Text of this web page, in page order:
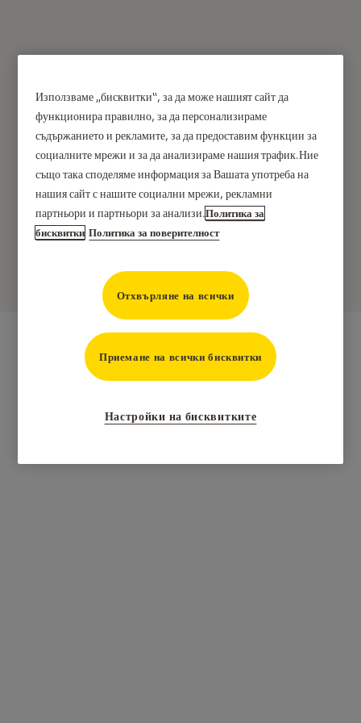
За абонаментите за Yale
Video Recording
Получете сигурност и спокойствие с абонамента Yale
Video Recording Subscription. Yale предлага 3 плана
за абонамент, от които да избирате: Basic, Premium и
Използваме „бисквитки“, за да може нашият сайт да
функционира правилно, за да персонализираме
съдържанието и рекламите, за да предоставим функции за
социалните мрежи и за да анализираме нашия трафик.Ние
също така споделяме информация за Вашата употреба на
нашия сайт с нашите социални мрежи, рекламни
партньори и партньори за анализи.Политика за
бисквитки Политика за поверителност
Отхвърляне на всички
Приемане на всички бисквитки
Настройки на бисквитките